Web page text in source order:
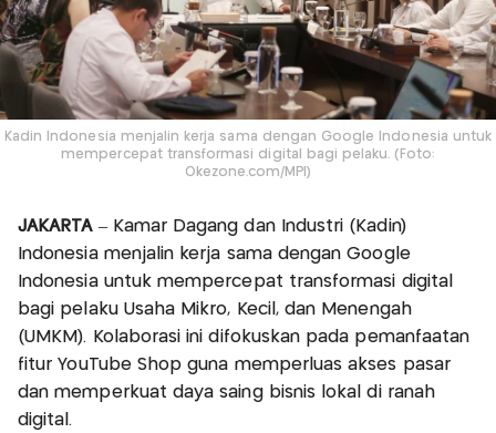
Kadin Indonesia menjalin kerja sama dengan Google Indonesia untuk
mempercepat transformasi digital bagi pelaku. (Foto:
Okezone.com/MPI)
JAKARTA– Kamar Dagang dan Industri (Kadin)
Indonesia menjalin kerja sama dengan Google
Indonesia untuk mempercepat transformasi digital
bagi pelaku Usaha Mikro, Kecil, dan Menengah
(UMKM). Kolaborasi ini difokuskan pada pemanfaatan
fitur YouTube Shop guna memperluas akses pasar
dan memperkuat daya saing bisnis lokal di ranah
digital.